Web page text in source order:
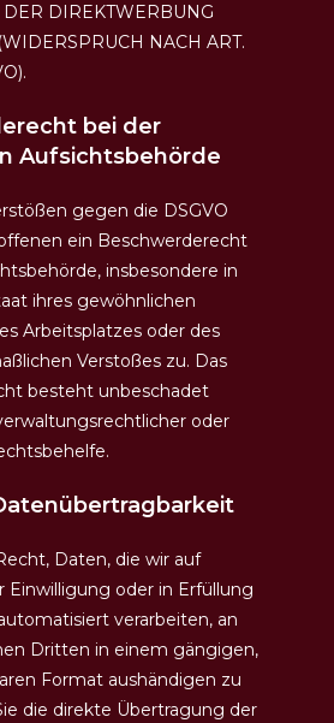
DIREKTWERBUNG
NACH ART.
bei der
Aufsichts­behörde
gegen die DSGVO
ein Beschwerderecht
insbesondere in
ihres gewöhnlichen
Arbeitsplatzes oder des
Verstoßes zu. Das
besteht unbeschadet
oder
Daten, die wir auf
Einwilligung oder in Erfüllung
verarbeiten, an
Dritten in einem gängigen,
Format aushändigen zu
die direkte Übertragung der